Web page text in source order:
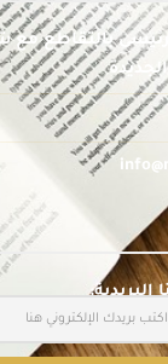
بالتقاطع مع